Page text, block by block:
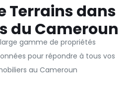
Terrains dans
du Cameroun
gamme de propriétés
pour répondre à tous vos
au Cameroun